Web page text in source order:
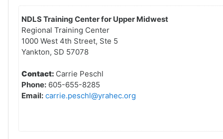
NDLS Training Center for Upper Midwest
Regional Training Center
1000 West 4th Street, Ste 5
Yankton, SD 57078
Contact: Carrie Peschl
Phone: 605-655-8285
Email: carrie.peschl@yrahec.org